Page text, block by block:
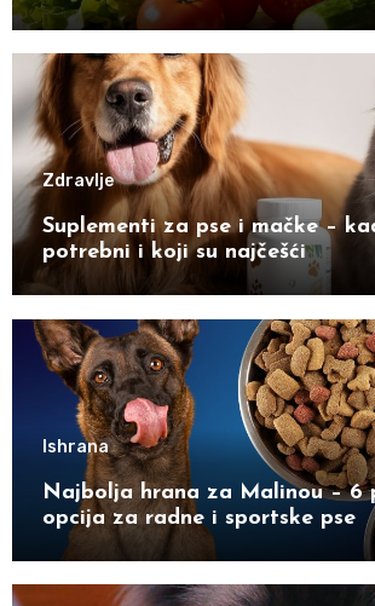
Zdravlje
Suplementi za pse i mačke –
potrebni i koji su najčešći
Ishrana
Najbolja hrana za Malinou – 6
opcija za radne i sportske pse